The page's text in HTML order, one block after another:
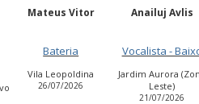
Mateus Vitor
Bateria
Vila Leopoldina
26/07/2026
Anailuj Avlis
Vocalista -
Jardim Aurora
Leste)
21/07/2026